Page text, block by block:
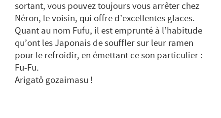
sortant, vous pouvez toujours vous arrêter chez
Néron, le voisin, qui offre d’excellentes glaces.
Quant au nom Fufu, il est emprunté à l’habitude
qu’ont les Japonais de souffler sur leur ramen
pour le refroidir, en émettant ce son particulier :
Fu-Fu.
Arigatô gozaimasu !